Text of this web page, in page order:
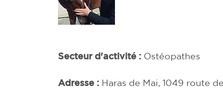
Secteur d'activité : Ostéopathes
Adresse : Haras de Mai, 1049 route